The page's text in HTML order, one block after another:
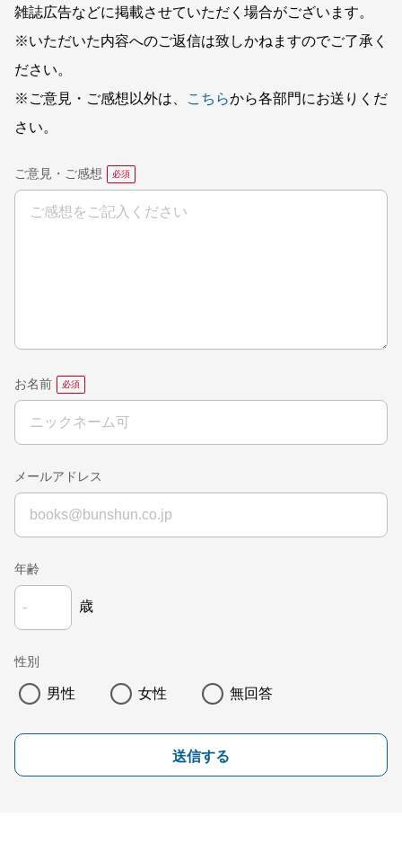
雑誌広告などに掲載させていただく場合がございます。
※いただいた内容へのご返信は致しかねますのでご了承く
ださい。
※ご意見・ご感想以外は、
こちらから各部門にお送りくだ
さい。
ご意見・ご感想
お名前
メールアドレス
年齢
歳
性別
男性 女性 無回答
送信する